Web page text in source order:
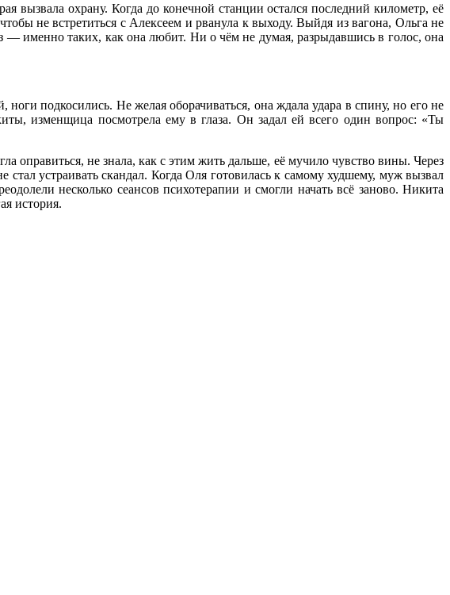
вызвала охрану. Когда до конечной станции остался последний километр, её
не встретиться с Алексеем и рванула к выходу. Выйдя из вагона, Ольга не
именно таких, как она любит. Ни о чём не думая, разрыдавшись в голос, она
подкосились. Не желая оборачиваться, она ждала удара в спину, но его не
изменщица посмотрела ему в глаза. Он задал ей всего один вопрос: «Ты
оправиться, не знала, как с этим жить дальше, её мучило чувство вины. Через
стал устраивать скандал. Когда Оля готовилась к самому худшему, муж вызвал
несколько сеансов психотерапии и смогли начать всё заново. Никита
история.